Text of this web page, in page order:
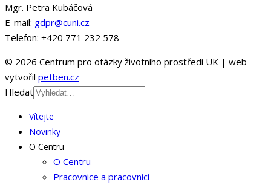
Mgr. Petra Kubáčová
E-mail: gdpr@cuni.cz
Telefon: +420 771 232 578
© 2026 Centrum pro otázky životního prostředí UK | web
vytvořil petben.cz
Hledat
Vítejte
Novinky
O Centru
O Centru
Pracovnice a pracovníci